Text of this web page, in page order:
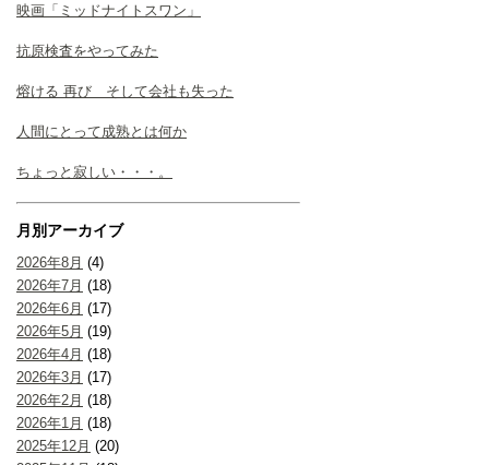
映画「ミッドナイトスワン」
抗原検査をやってみた
熔ける 再び そして会社も失った
人間にとって成熟とは何か
ちょっと寂しい・・・。
月別アーカイブ
2026年8月 (4)
2026年7月 (18)
2026年6月 (17)
2026年5月 (19)
2026年4月 (18)
2026年3月 (17)
2026年2月 (18)
2026年1月 (18)
2025年12月 (20)